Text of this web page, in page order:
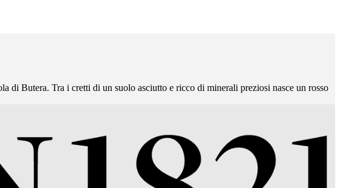
di Butera. Tra i cretti di un suolo asciutto e ricco di minerali preziosi nasce un rosso